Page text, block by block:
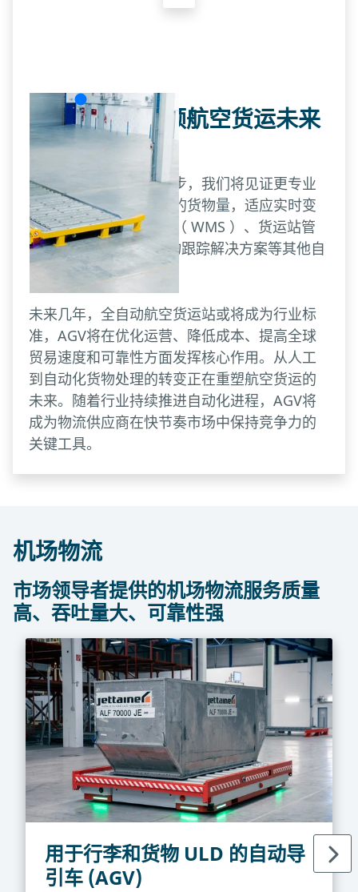
AGV技术：引领航空货运未来
变革
随着AGV技术的不断进步，我们将见证更专业
的系统，处理更大体量的货物量，适应实时变
化，并与仓库管理系统（ WMS ）、货运站管
理系统（ CMS ）、货物跟踪解决方案等其他自
动化系统集成。
未来几年，全自动航空货运站或将成为行业标
准，AGV将在优化运营、降低成本、提高全球
贸易速度和可靠性方面发挥核心作用。从人工
到自动化货物处理的转变正在重塑航空货运的
未来。随着行业持续推进自动化进程，AGV将
成为物流供应商在快节奏市场中保持竞争力的
关键工具。
机场物流
市场领导者提供的机场物流服务质量
高、吞吐量大、可靠性强
用于行李和货物 ULD 的自动导
引车 (AGV)